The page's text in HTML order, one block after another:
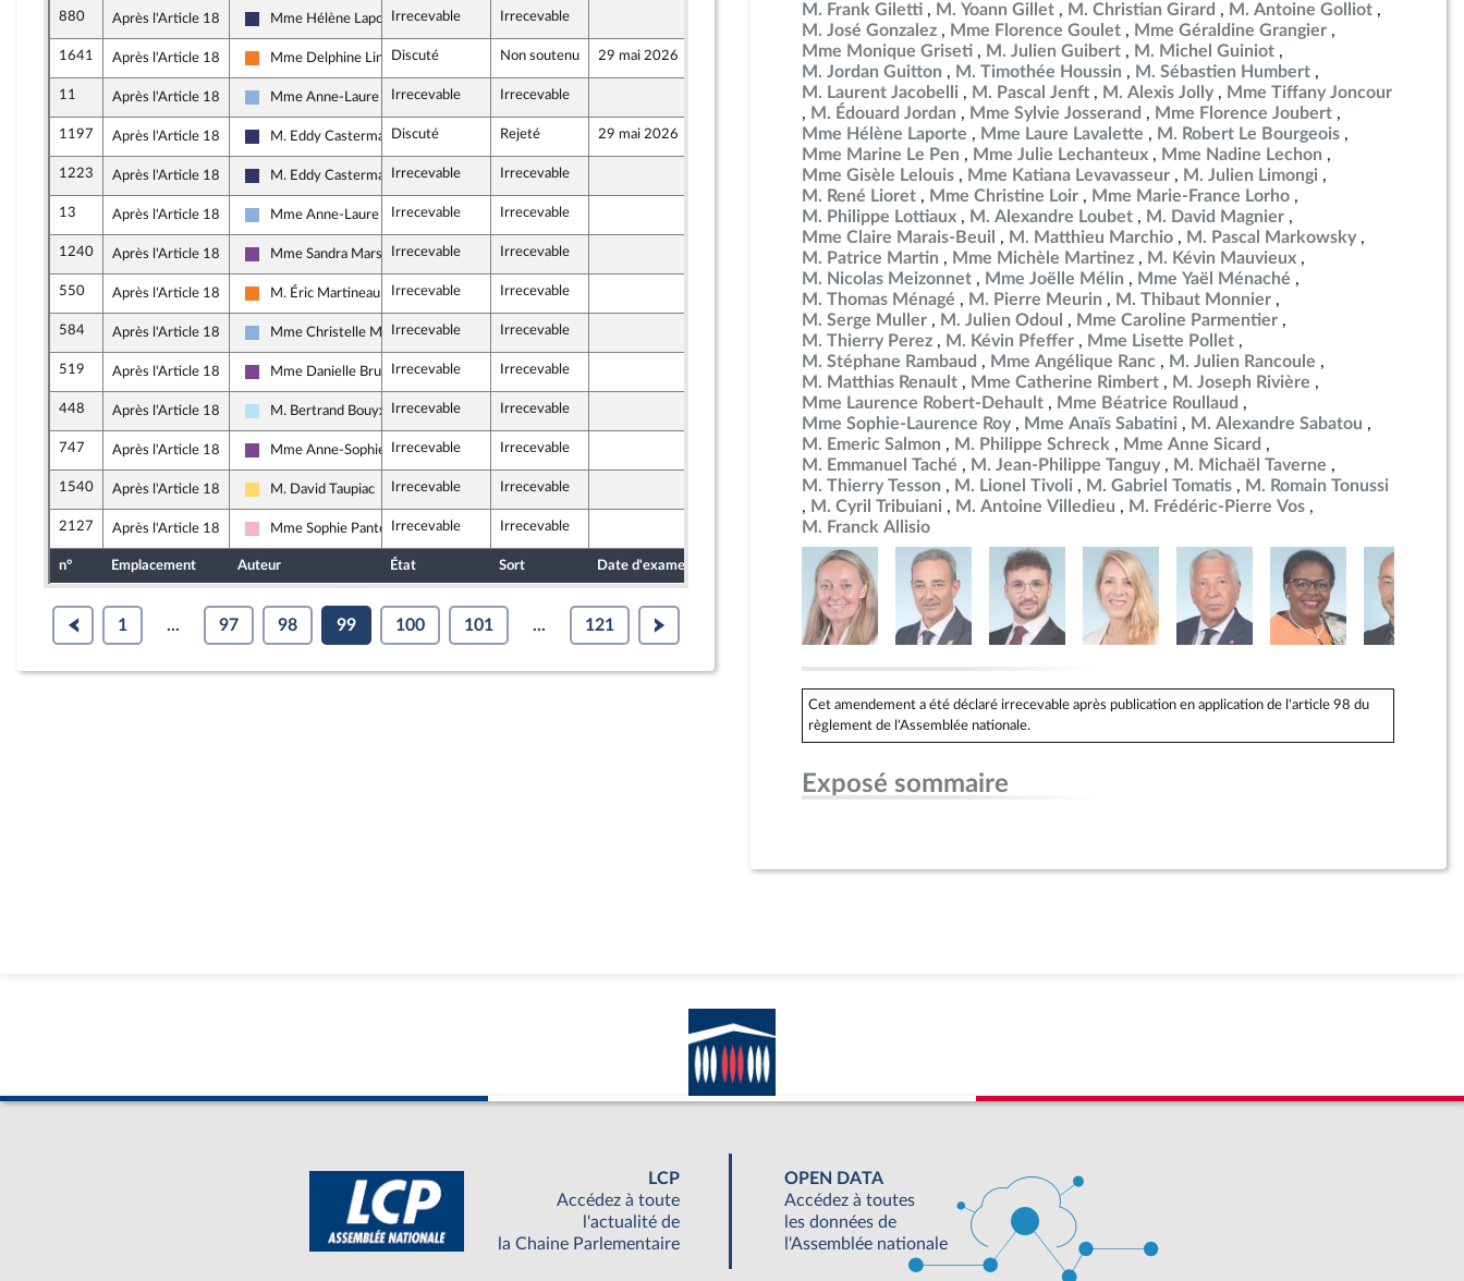
880 Après l'Article 18
Rassemblement National
Mme Hélène LaporteIrrecevable Irrecevable 14 mai 2026
1641 Après l'Article 18
Les Démocrates
Mme Delphine Lingemann
Discuté Non soutenu 29 mai 2026 15 mai 2026
11 Après l'Article 18
Droite Républicaine
Mme Anne-Laure BlinIrrecevable Irrecevable 11 mai 2026
1197 Après l'Article 18
Rassemblement National
M. Eddy Casterman Discuté Rejeté 29 mai 2026 15 mai 2026
1223 Après l'Article 18
Rassemblement National
M. Eddy Casterman Irrecevable Irrecevable 15 mai 2026
13 Après l'Article 18
Droite Républicaine
Mme Anne-Laure BlinIrrecevable Irrecevable 11 mai 2026
1240 Après l'Article 18
Ensemble pour la République
Mme Sandra MarsaudIrrecevable Irrecevable 15 mai 2026
550 Après l'Article 18
Les Démocrates
M. Éric Martineau Irrecevable Irrecevable 13 mai 2026
584 Après l'Article 18
Droite Républicaine
Mme Christelle MinardIrrecevable Irrecevable 13 mai 2026
519 Après l'Article 18
Ensemble pour la République
Mme Danielle BruleboisIrrecevable Irrecevable 13 mai 2026
448 Après l'Article 18
Horizons & Indépendants
M. Bertrand Bouyx Irrecevable Irrecevable 13 mai 2026
747 Après l'Article 18
Ensemble pour la République
Mme Anne-Sophie Ronceret
Irrecevable Irrecevable 14 mai 2026
1540 Après l'Article 18
Libertés, Indépendants, Outre-mer et Territoires
M. David Taupiac Irrecevable Irrecevable 15 mai 2026
2127 Après l'Article 18
Socialistes et apparentés
Mme Sophie Pantel Irrecevable Irrecevable 15 mai 2026
n° Emplacement Auteur État Sort Date d'examen Date de dépôt
1 ... 97 98 99 100 101 ... 121
M. Frank Giletti
M. Yoann Gillet M. Christian Girard
M. Antoine Golliot
M. José Gonzalez
Mme Florence Goulet
Mme Géraldine Grangier
Mme Monique Griseti
M. Julien Guibert
M. Michel Guiniot
M. Jordan Guitton
M. Timothée Houssin
M. Sébastien Humbert
M. Laurent Jacobelli
M. Pascal Jenft M. Alexis Jolly
Mme Tiffany Joncour
M. Édouard Jordan
Mme Sylvie Josserand
Mme Florence Joubert
Mme Hélène Laporte
Mme Laure Lavalette
M. Robert Le Bourgeois
Mme Marine Le Pen
Mme Julie Lechanteux
Mme Nadine Lechon
Mme Gisèle Lelouis
Mme Katiana Levavasseur
M. Julien Limongi
M. René Lioret
Mme Christine Loir
Mme Marie-France Lorho
M. Philippe Lottiaux
M. Alexandre Loubet
M. David Magnier
Mme Claire Marais-Beuil
M. Matthieu Marchio
M. Pascal Markowsky
M. Patrice Martin
Mme Michèle Martinez
M. Kévin Mauvieux
M. Nicolas Meizonnet
Mme Joëlle Mélin
Mme Yaël Ménaché
M. Thomas Ménagé
M. Pierre Meurin
M. Thibaut Monnier
M. Serge Muller
M. Julien Odoul
Mme Caroline Parmentier
M. Thierry Perez
M. Kévin Pfeffer
Mme Lisette Pollet
M. Stéphane Rambaud
Mme Angélique Ranc
M. Julien Rancoule
M. Matthias Renault
Mme Catherine Rimbert
M. Joseph Rivière
Mme Laurence Robert-Dehault
Mme Béatrice Roullaud
Mme Sophie-Laurence Roy
Mme Anaïs Sabatini
M. Alexandre Sabatou
M. Emeric Salmon
M. Philippe Schreck
Mme Anne Sicard
M. Emmanuel Taché
M. Jean-Philippe Tanguy
M. Michaël Taverne
M. Thierry Tesson
M. Lionel Tivoli M. Gabriel Tomatis
M. Romain Tonussi
M. Cyril Tribuiani
M. Antoine Villedieu
M. Frédéric-Pierre Vos
M. Franck Allisio
Cet amendement a été déclaré irrecevable après publication en application de l'article 98 du
règlement de l'Assemblée nationale.
Exposé sommaire
LCP
Accédez à toute
l'actualité de
la Chaine Parlementaire
OPEN DATA
Accédez à toutes
les données de
l'Assemblée nationale